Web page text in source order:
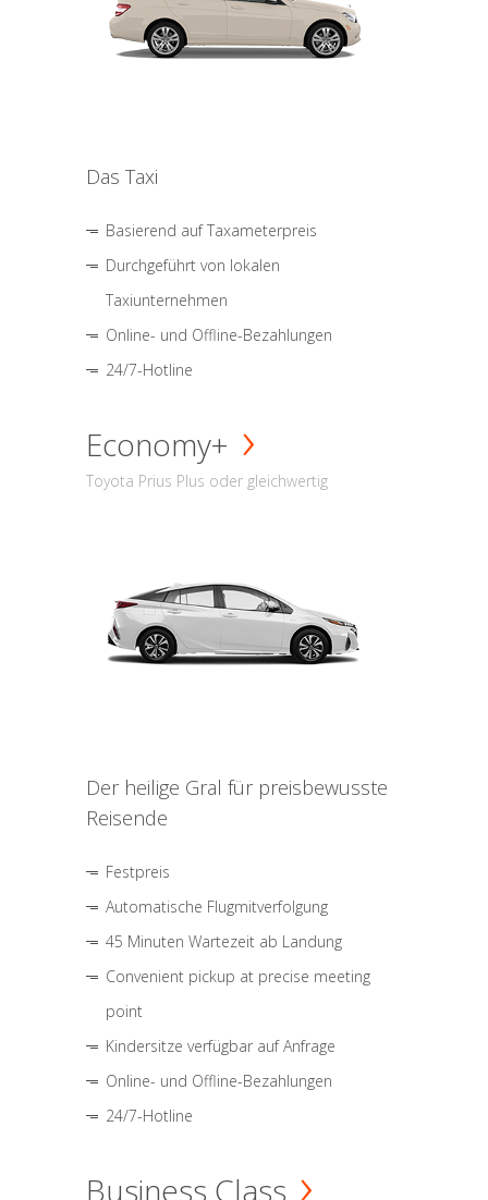
Das Taxi
Basierend auf Taxameterpreis
Durchgeführt von lokalen
Taxiunternehmen
Online- und Offline-Bezahlungen
24/7-Hotline
Economy+
Toyota Prius Plus oder gleichwertig
Der heilige Gral für preisbewusste
Reisende
Festpreis
Automatische Flugmitverfolgung
45 Minuten Wartezeit ab Landung
Convenient pickup at precise meeting
point
Kindersitze verfügbar auf Anfrage
Online- und Offline-Bezahlungen
24/7-Hotline
Business Class